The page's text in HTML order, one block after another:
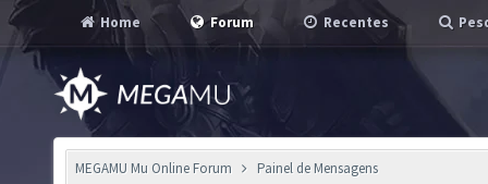
Home Forum Recentes
MEGAMU Mu Online Forum Painel de Mensagens